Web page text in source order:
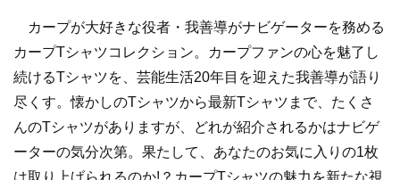
カープが大好きな役者・我善導がナビゲーターを務める
カープTシャツコレクション。カープファンの心を魅了し
続けるTシャツを、芸能生活20年目を迎えた我善導が語り
尽くす。懐かしのTシャツから最新Tシャツまで、たくさ
んのTシャツがありますが、どれが紹介されるかはナビゲ
ーターの気分次第。果たして、あなたのお気に入りの1枚